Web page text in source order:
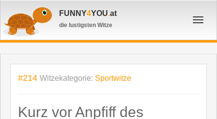
FUNNY4YOU.at
die lustigsten Witze
#214 Witzekategorie: Sportwitze
Kurz vor Anpfiff des